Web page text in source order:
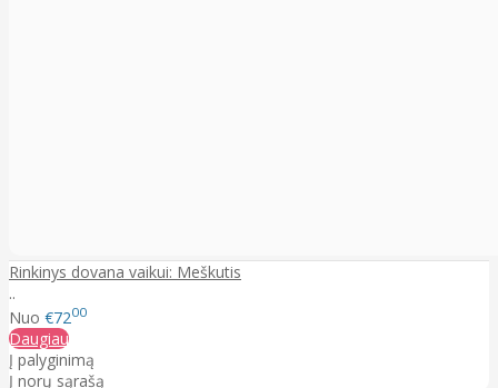
Rinkinys dovana vaikui: Meškutis
..
Nuo €7200
Daugiau
Į palyginimą
Į norų sąrašą